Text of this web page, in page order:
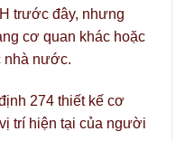
trước đây, nhưng
cơ quan khác hoặc
nhà nước.
274 thiết kế cơ
trí hiện tại của người